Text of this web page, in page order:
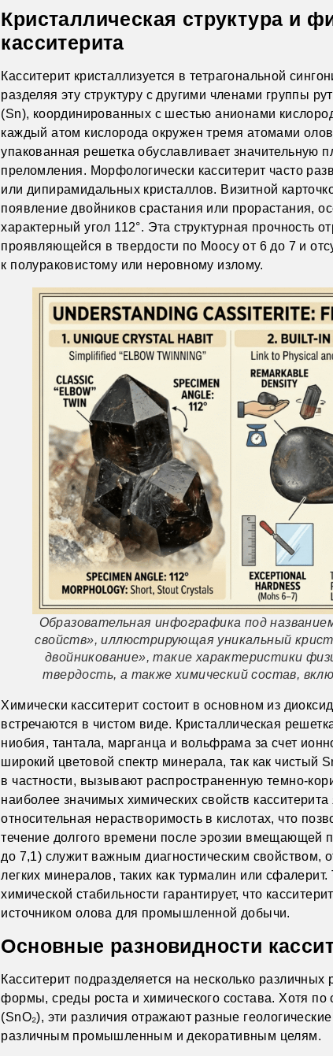
Кристаллическая структура и
касситерита
Касситерит кристаллизуется в тетрагональной
разделяя эту структуру с другими членами группы
(Sn), координированных с шестью анионами
каждый атом кислорода окружен тремя атомами
упакованная решетка обуславливает значительную
преломления. Морфологически касситерит часто
или дипирамидальных кристаллов. Визитной
появление двойников срастания или прорастания,
характерный угол 112°. Эта структурная прочность
проявляющейся в твердости по Моосу от 6 до 7 и
к полураковистому или неровному излому.
Образовательная инфографика под
свойств», иллюстрирующая уникальный
двойникование», такие характеристики
твердость, а также химический состав,
Химически касситерит состоит в основном из
встречаются в чистом виде. Кристаллическая
ниобия, тантала, марганца и вольфрама за счет
широкий цветовой спектр минерала, так как чистый
в частности, вызывают распространенную темно-
наиболее значимых химических свойств
относительная нерастворимость в кислотах, что
течение долгого времени после эрозии вмещающей
до 7,1) служит важным диагностическим свойством,
легких минералов, таких как турмалин или сфалерит.
химической стабильности гарантирует, что
источником олова для промышленной добычи.
Основные разновидности
Касситерит подразделяется на несколько
формы, среды роста и химического состава. Хотя
(SnO₂), эти различия отражают разные
различным промышленным и декоративным целям.